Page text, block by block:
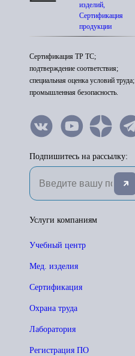
изделий,
Сертификация
продукции
Сертификация ТР ТС;
подтверждение соответствия;
специальная оценка условий труда;
промышленная безопасность.
Подпишитесь на рассылку:
Услуги компаниям
Учебный центр
Мед. изделия
Сертификация
Охрана труда
Лаборатория
Регистрация ПО